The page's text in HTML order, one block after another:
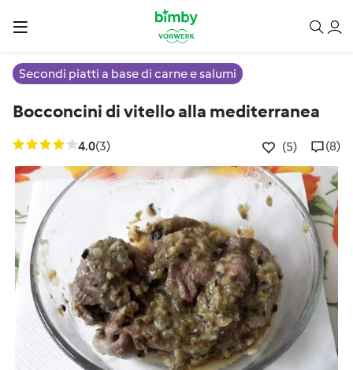
Secondi piatti a base di carne e salumi
Bocconcini di vitello alla mediterranea
4.0(3) (5) (8)